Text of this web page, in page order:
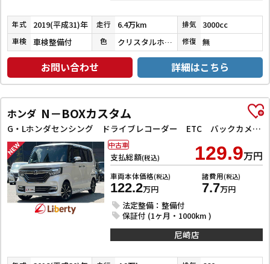
年式 2019(平成31)年 走行 6.4万km 排気 3000cc
車検 車検整備付 色 クリスタルホワイトパール３コートパール 修復 無
お問い合わせ 詳細はこちら
ホンダ N－BOXカスタム
G・Lホンダセンシング ドライブレコーダー ETC バックカメラ 両側スライド・片側電動 ナビ TV クリアランスソナー オートクルーズコントロール レーンアシスト 衝突被害軽減システム オートライト スマートキー
支払総額(税込) 129.9万円
車両本体価格(税込)
122.2万円
諸費用(税込)
7.7万円
法定整備：整備付
保証付 (1ヶ月・1000km )
中古車
尼崎店